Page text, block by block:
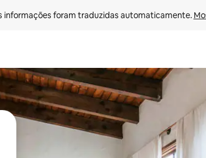
informações foram traduzidas automaticamente.